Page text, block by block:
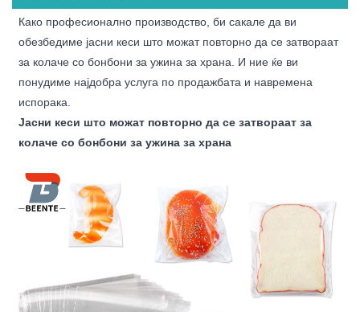
Како професионално производство, би сакале да ви
обезбедиме јасни кеси што можат повторно да се затвораат
за колаче со бонбони за ужина за храна. И ние ќе ви
понудиме најдобра услуга по продажбата и навремена
испорака.
Јасни кеси што можат повторно да се затвораат за
колаче со бонбони за ужина за храна